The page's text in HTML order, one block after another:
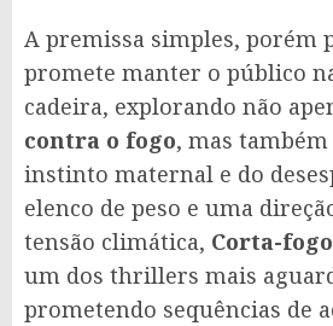
A premissa simples, porém
promete manter o público
cadeira, explorando não
contra o fogo, mas
instinto maternal e do
elenco de peso e uma
tensão climática, Corta-fogo
um dos thrillers mais
prometendo sequências de